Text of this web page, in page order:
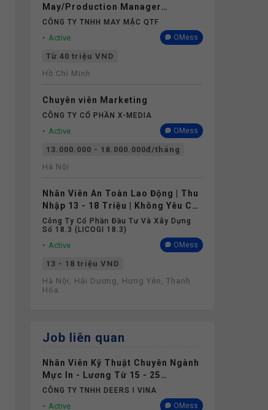
May/Production Manager
(Garments) - Lương 40M+
CÔNG TY TNHH MAY MẶC QTF
Active OMess
Từ 40 triệu VND
Hồ Chí Minh
Chuyên viên Marketing
CÔNG TY CỔ PHẦN X-MEDIA
Active OMess
13.000.000 - 18.000.000đ/tháng
Hà Nội
Nhân Viên An Toàn Lao Động | Thu
Nhập 13 - 18 Triệu | Không Yêu Cầu
Kinh Nghiệm
Công Ty Cổ Phần Đầu Tư Và Xây Dựng
Số 18.3 (LICOGI 18.3)
Active OMess
13 - 18 triệu VND
Hà Nội, Hải Dương, Hưng Yên, Thanh
Hóa
Job liên quan
Nhân Viên Kỹ Thuật Chuyên Ngành
Mực In - Lương Từ 15 - 25
Triệu++/Tháng - Làm Việc Tại Hà
CÔNG TY TNHH DEERS I VINA
Active OMess